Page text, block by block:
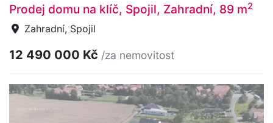
Prodej domu na klíč, Spojil, Zahradní, 89 m2
Zahradní, Spojil
12 490 000 Kč /za nemovitost